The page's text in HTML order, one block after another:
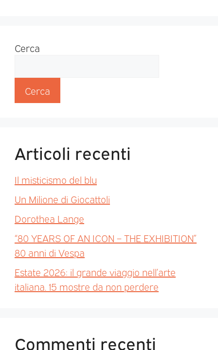
Cerca
Cerca
Articoli recenti
Il misticismo del blu
Un Milione di Giocattoli
Dorothea Lange
“80 YEARS OF AN ICON – THE EXHIBITION”
80 anni di Vespa
Estate 2026: il grande viaggio nell’arte
italiana. 15 mostre da non perdere
Commenti recenti